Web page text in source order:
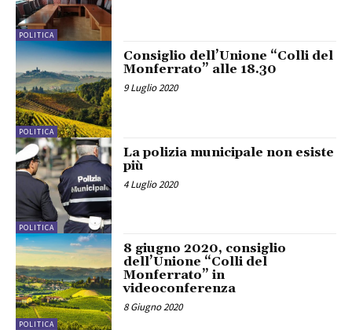
POLITICA
POLITICA
Consiglio dell’Unione “Colli del
Monferrato” alle 18.30
9 Luglio 2020
POLITICA
La polizia municipale non esiste
più
4 Luglio 2020
POLITICA
8 giugno 2020, consiglio
dell’Unione “Colli del
Monferrato” in
videoconferenza
8 Giugno 2020